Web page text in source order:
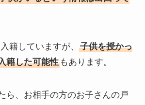
籍していますが、 子供を授かっ
籍した可能性もあります。
ら、お相手の方のお子さんの戸